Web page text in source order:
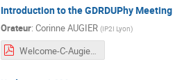
Introduction to the GDRDUPhy Meeting
Orateur: Corinne AUGIER (IP2I Lyon)
Welcome-C-Augier.pdf